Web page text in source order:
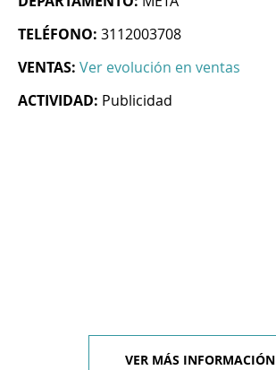
TELÉFONO: 3112003708
VENTAS: Ver evolución en ventas
ACTIVIDAD: Publicidad
VER MÁS INFORMACIÓN